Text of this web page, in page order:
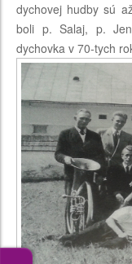
dychovej hudby sú
boli p. Salaj, p.
dychovka v 70-tych